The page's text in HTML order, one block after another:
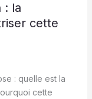
: la
cette
: quelle est la
cette